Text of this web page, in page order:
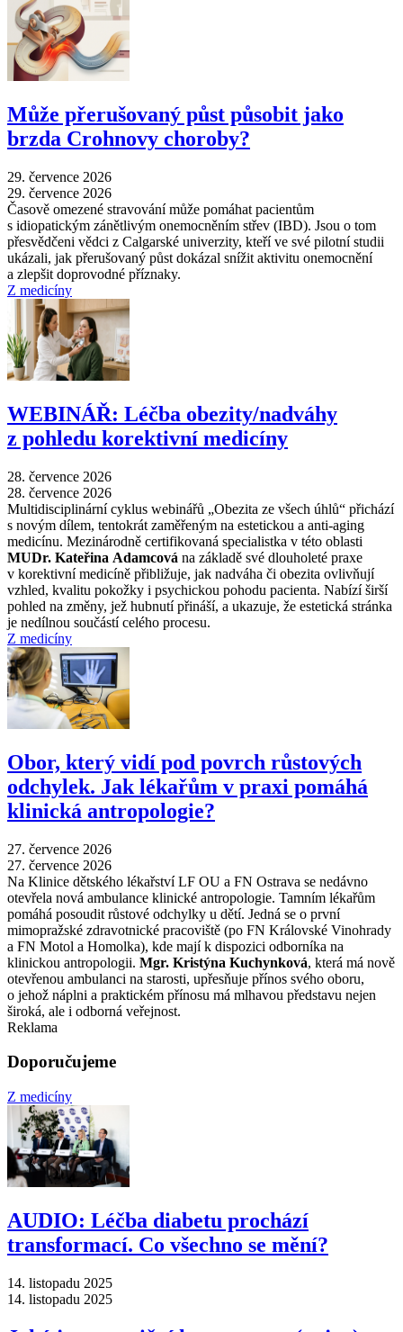
Může přerušovaný půst působit jako
brzda Crohnovy choroby?
29. července 2026
29. července 2026
Časově omezené stravování může pomáhat pacientům
s idiopatickým zánětlivým onemocněním střev (IBD). Jsou o tom
přesvědčeni vědci z Calgarské univerzity, kteří ve své pilotní studii
ukázali, jak přerušovaný půst dokázal snížit aktivitu onemocnění
a zlepšit doprovodné příznaky.
Z medicíny
WEBINÁŘ: Léčba obezity/nadváhy
z pohledu korektivní medicíny
28. července 2026
28. července 2026
Multidisciplinární cyklus webinářů „Obezita ze všech úhlů“ přichází
s novým dílem, tentokrát zaměřeným na estetickou a anti-aging
medicínu. Mezinárodně certifikovaná specialistka v této oblasti
MUDr. Kateřina Adamcová na základě své dlouholeté praxe
v korektivní medicíně přibližuje, jak nadváha či obezita ovlivňují
vzhled, kvalitu pokožky i psychickou pohodu pacienta. Nabízí širší
pohled na změny, jež hubnutí přináší, a ukazuje, že estetická stránka
je nedílnou součástí celého procesu.
Z medicíny
Obor, který vidí pod povrch růstových
odchylek. Jak lékařům v praxi pomáhá
klinická antropologie?
27. července 2026
27. července 2026
Na Klinice dětského lékařství LF OU a FN Ostrava se nedávno
otevřela nová ambulance klinické antropologie. Tamním lékařům
pomáhá posoudit růstové odchylky u dětí. Jedná se o první
mimopražské zdravotnické pracoviště (po FN Královské Vinohrady
a FN Motol a Homolka), kde mají k dispozici odborníka na
klinickou antropologii. Mgr. Kristýna Kuchynková, která má nově
otevřenou ambulanci na starosti, upřesňuje přínos svého oboru,
o jehož náplni a praktickém přínosu má mlhavou představu nejen
široká, ale i odborná veřejnost.
Reklama
Doporučujeme
Z medicíny
AUDIO: Léčba diabetu prochází
transformací. Co všechno se mění?
14. listopadu 2025
14. listopadu 2025